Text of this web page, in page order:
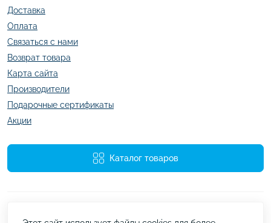
Доставка
Оплата
Связаться с нами
Возврат товара
Карта сайта
Производители
Подарочные сертификаты
Акции
Каталог товаров